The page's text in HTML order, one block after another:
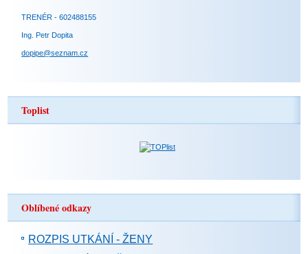
TRENÉR - 602488155
Ing. Petr Dopita
dopipe@seznam.cz
Toplist
Oblíbené odkazy
ROZPIS UTKÁNÍ - ŽENY